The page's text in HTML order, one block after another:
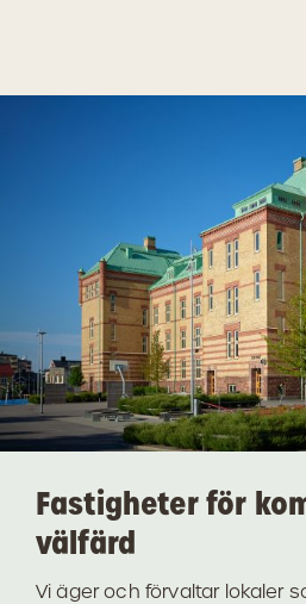
Fastigheter för
välfärd
Vi äger och förvaltar lokaler